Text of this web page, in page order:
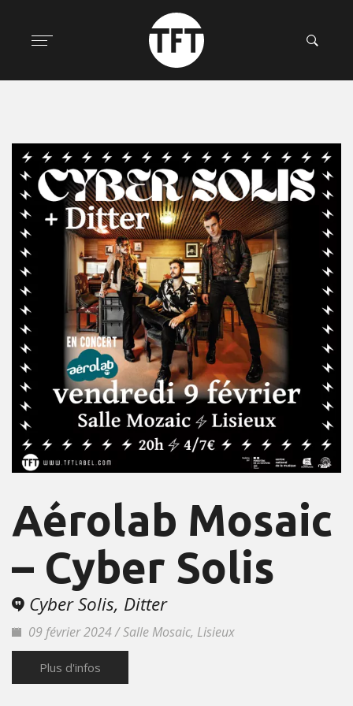
Aérolab Mosaic
– Cyber Solis
Cyber Solis, Ditter
09 février 2024 / Salle Mosaic, Lisieux
Plus d'infos